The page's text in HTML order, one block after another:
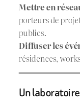
Mettre en
porteurs de
publics.
Diffuser les
résidences,
Un